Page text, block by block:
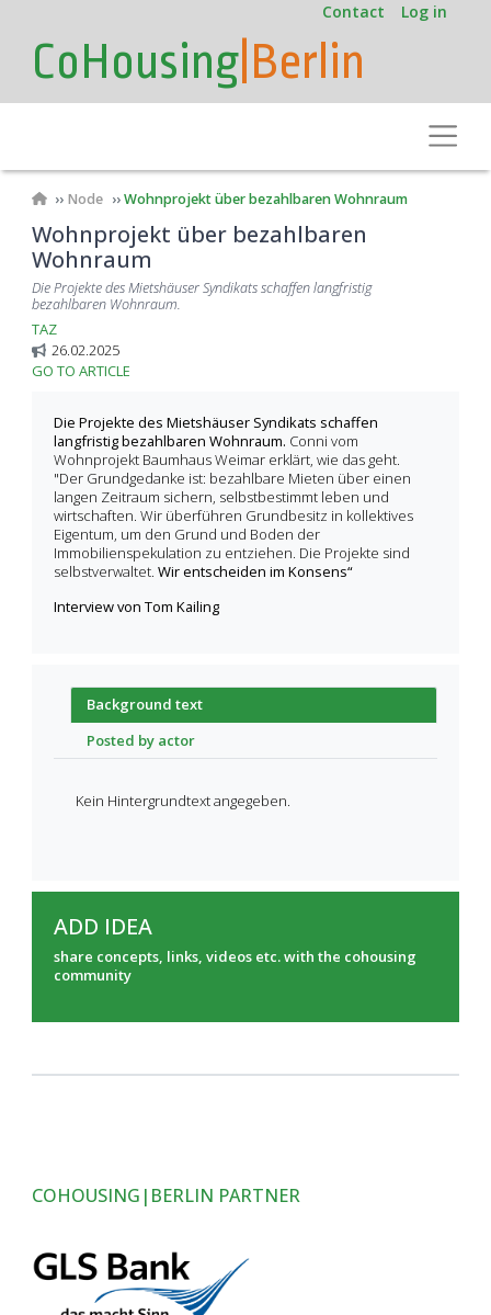
account
menu
Contact Log in
CoHousing |Berlin
Breadcrumb
Node Wohnprojekt über bezahlbaren Wohnraum
Wohnprojekt über bezahlbaren
Wohnraum
Die Projekte des Mietshäuser Syndikats schaffen langfristig
bezahlbaren Wohnraum.
TAZ
26.02.2025
GO TO ARTICLE
Die Projekte des Mietshäuser Syndikats schaffen
langfristig bezahlbaren Wohnraum. Conni vom
Wohnprojekt Baumhaus Weimar erklärt, wie das geht.
"Der Grundgedanke ist: bezahlbare Mieten über einen
langen Zeitraum sichern, selbstbestimmt leben und
wirtschaften. Wir überführen Grundbesitz in kollektives
Eigentum, um den Grund und Boden der
Immobilienspekulation zu entziehen. Die Projekte sind
selbstverwaltet. Wir entscheiden im Konsens“
Interview von Tom Kailing
Background text
Posted by actor
Kein Hintergrundtext angegeben.
ADD IDEA
share concepts, links, videos etc. with the cohousing
community
COHOUSING|BERLIN PARTNER